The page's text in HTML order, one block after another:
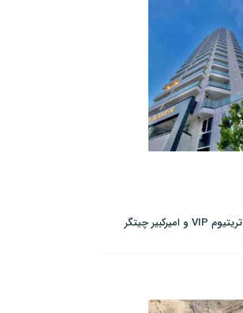
پروژه تریتیوم 1،2،3،4،برج تریتیوم VIP و امیرکبیر چیتگر